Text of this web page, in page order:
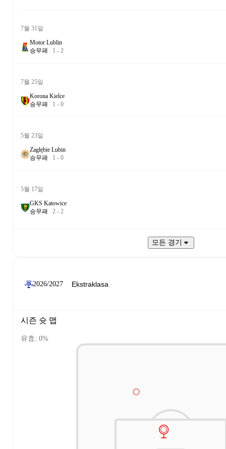
7월 31일
Motor Lublin
승무패 1 - 2
7월 25일
Korona Kielce
승무패 1 - 0
5월 23일
Zagłębie Lubin
승무패 1 - 0
5월 17일
GKS Katowice
승무패 2 - 2
모든 경기
2026/2027
시즌 슛 맵
유효: 0%